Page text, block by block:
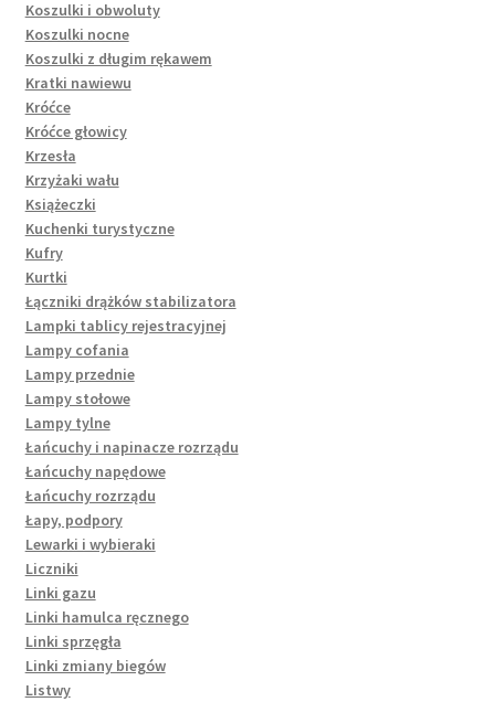
Koszulki i obwoluty
Koszulki nocne
Koszulki z długim rękawem
Kratki nawiewu
Króćce
Króćce głowicy
Krzesła
Krzyżaki wału
Książeczki
Kuchenki turystyczne
Kufry
Kurtki
Łączniki drążków stabilizatora
Lampki tablicy rejestracyjnej
Lampy cofania
Lampy przednie
Lampy stołowe
Lampy tylne
Łańcuchy i napinacze rozrządu
Łańcuchy napędowe
Łańcuchy rozrządu
Łapy, podpory
Lewarki i wybieraki
Liczniki
Linki gazu
Linki hamulca ręcznego
Linki sprzęgła
Linki zmiany biegów
Listwy